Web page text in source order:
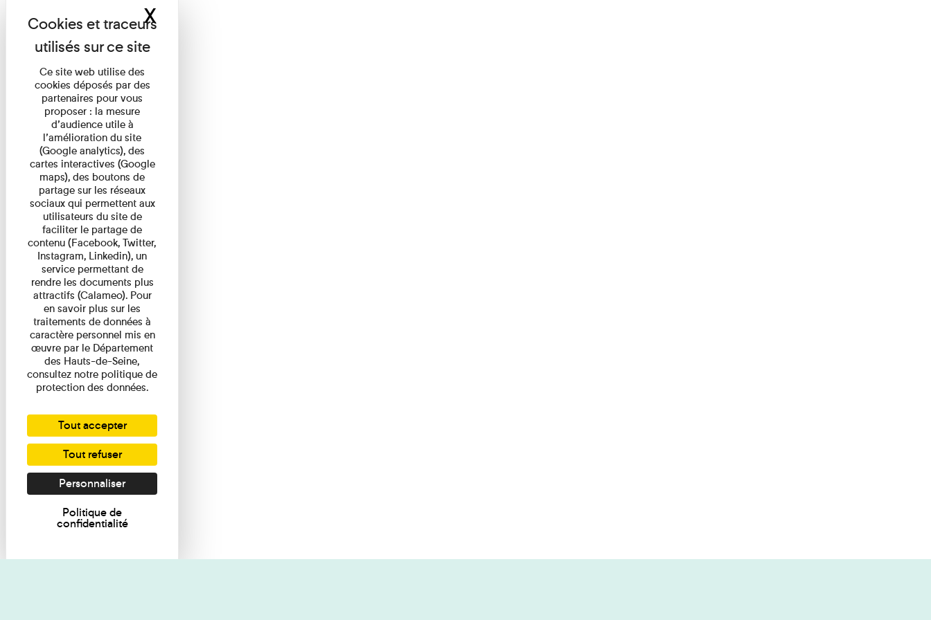
Ce site web utilise des
cookies déposés par des
partenaires pour vous
proposer : la mesure
d’audience utile à
l’amélioration du site
(Google analytics), des
cartes interactives (Google
maps), des boutons de
partage sur les réseaux
sociaux qui permettent aux
utilisateurs du site de
faciliter le partage de
contenu (Facebook, Twitter,
Instagram, Linkedin), un
service permettant de
rendre les documents plus
attractifs (Calameo). Pour
en savoir plus sur les
traitements de données à
caractère personnel mis en
œuvre par le Département
des Hauts-de-Seine,
consultez notre politique de
protection des données.
Tout accepter
Tout refuser
Personnaliser
Politique de
confidentialité
XMasquer le bandeau des cookies